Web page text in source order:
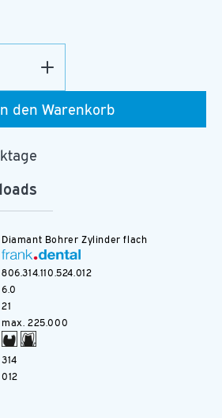
den Warenkorb
Erhöhe
die
Menge
für
Diamant Bohrer Zylinder flach
806.314.110.524.012
6.0
21
max. 225.000
314
012